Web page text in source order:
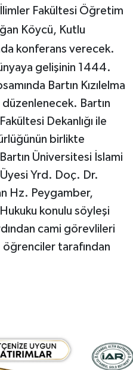
Fakültesi Öğretim
Köycü, Kutlu
konferans verecek.
gelişinin 1444.
Bartın Kızılelma
Bartın
Dekanlığı ile
birlikte
Üniversitesi İslami
Yrd. Doç. Dr.
Hz. Peygamber,
konulu söyleşi
cami görevlileri
öğrenciler tarafından